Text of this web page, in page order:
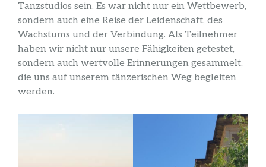
Tanzstudios sein. Es war nicht nur ein Wettbewerb,
sondern auch eine Reise der Leidenschaft, des
Wachstums und der Verbindung. Als Teilnehmer
haben wir nicht nur unsere Fähigkeiten getestet,
sondern auch wertvolle Erinnerungen gesammelt,
die uns auf unserem tänzerischen Weg begleiten
werden.